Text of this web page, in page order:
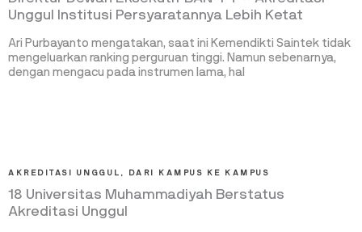
Unggul Institusi Persyaratannya Lebih Ketat
Ari Purbayanto mengatakan, saat ini Kemendikti Saintek tidak
mengeluarkan ranking perguruan tinggi. Namun sebenarnya,
dengan mengacu pada instrumen lama, hal
AKREDITASI UNGGUL , DARI KAMPUS KE KAMPUS
18 Universitas Muhammadiyah Berstatus
Akreditasi Unggul